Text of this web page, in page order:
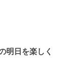
明日を楽しく